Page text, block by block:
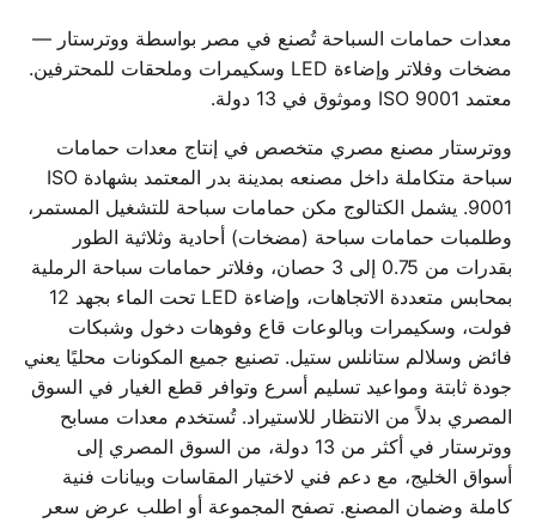
معدات حمامات السباحة تُصنع في مصر بواسطة ووترستار —
مضخات وفلاتر وإضاءة LED وسكيمرات وملحقات للمحترفين.
معتمد ISO 9001 وموثوق في 13 دولة.
ووترستار مصنع مصري متخصص في إنتاج معدات حمامات
سباحة متكاملة داخل مصنعه بمدينة بدر المعتمد بشهادة ISO
9001. يشمل الكتالوج مكن حمامات سباحة للتشغيل المستمر،
وطلمبات حمامات سباحة (مضخات) أحادية وثلاثية الطور
بقدرات من 0.75 إلى 3 حصان، وفلاتر حمامات سباحة الرملية
بمحابس متعددة الاتجاهات، وإضاءة LED تحت الماء بجهد 12
فولت، وسكيمرات وبالوعات قاع وفوهات دخول وشبكات
فائض وسلالم ستانلس ستيل. تصنيع جميع المكونات محليًا يعني
جودة ثابتة ومواعيد تسليم أسرع وتوافر قطع الغيار في السوق
المصري بدلاً من الانتظار للاستيراد. تُستخدم معدات مسابح
ووترستار في أكثر من 13 دولة، من السوق المصري إلى
أسواق الخليج، مع دعم فني لاختيار المقاسات وبيانات فنية
كاملة وضمان المصنع. تصفح المجموعة أو اطلب عرض سعر